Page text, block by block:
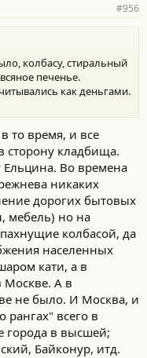
#956
колбасу, стиральный
печенье.
как деньгами.
то время, и все
сторону кладбища.
Ельцина. Во времена
никаких
дорогих бытовых
мебель) но на
колбасой, да
населенных
кати, а в
Москве. А в
не было. И Москва, и
рангах" всего в
города в высшей;
Байконур, итд.